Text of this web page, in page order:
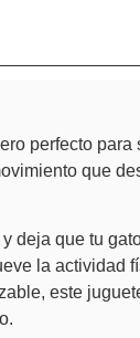
perfecto
que
deja que tu
la actividad
este